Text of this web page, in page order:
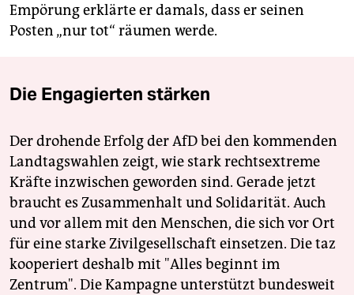
Empörung erklärte er damals, dass er seinen
Posten „nur tot“ räumen werde.
Die Engagierten stärken
Der drohende Erfolg der AfD bei den kommenden
Landtagswahlen zeigt, wie stark rechtsextreme
Kräfte inzwischen geworden sind. Gerade jetzt
braucht es Zusammenhalt und Solidarität. Auch
und vor allem mit den Menschen, die sich vor Ort
für eine starke Zivilgesellschaft einsetzen. Die taz
kooperiert deshalb mit "Alles beginnt im
Zentrum". Die Kampagne unterstützt bundesweit